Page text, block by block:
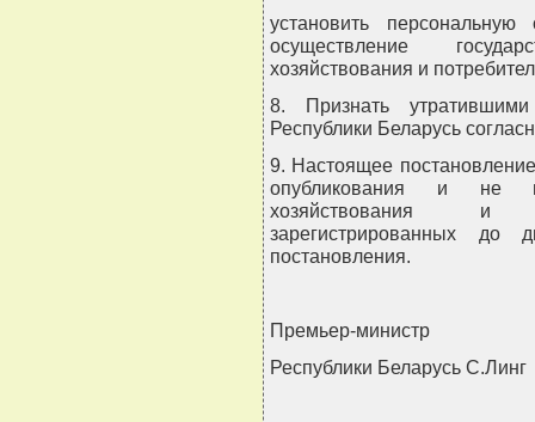
установить
осуществление
хозяйствования и
8. Признать
Республики Беларусь
9. Настоящее
опубликования и не
хозяйствования и
зарегистрированных до
постановления.
Премьер-министр
Республики Беларусь С.Линг